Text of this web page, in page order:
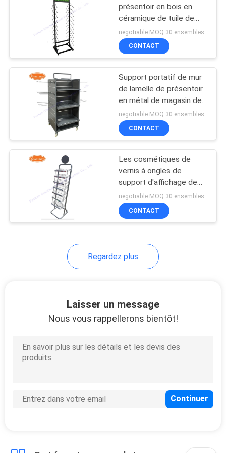
Supports d'affichage
au détail
38
Support d'affichage
de carte de voeux
Support d'affichage
véhicules à moteur
présentoir en bois en
céramique de tuile de
support de panneau
negotiable MOQ:30 ensembles
CONTACT
Support portatif de mur
de lamelle de présentoir
en métal de magasin de
pain
negotiable MOQ:30 ensembles
CONTACT
Les cosmétiques de
vernis à ongles de
support d'affichage de
vernis à ongles étirent
negotiable MOQ:30 ensembles
CONTACT
Regardez plus
Laisser un message
Nous vous rappellerons bientôt!